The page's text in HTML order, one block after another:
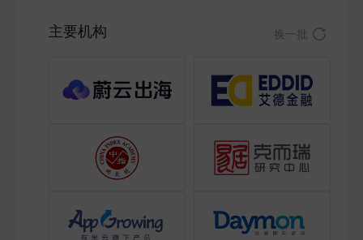
主要机构 换一批